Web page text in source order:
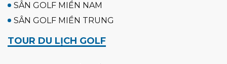
SÂN GOLF MIỀN NAM
SÂN GOLF MIỀN TRUNG
TOUR DU LỊCH GOLF